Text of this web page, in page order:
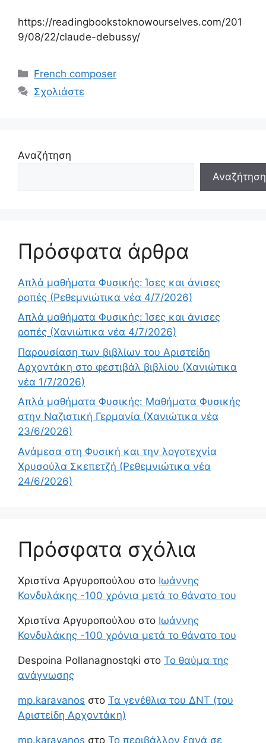
https://readingbookstoknowourselves.com/201
9/08/22/claude-debussy/
Κατηγορίες
French composer
Σχολιάστε
Αναζήτηση
Αναζήτηση
Πρόσφατα άρθρα
Απλά μαθήματα Φυσικής: Ίσες και άνισες
ροπές (Ρεθεμνιώτικα νέα 4/7/2026)
Απλά μαθήματα Φυσικής: Ίσες και άνισες
ροπές (Χανιώτικα νέα 4/7/2026)
Παρουσίαση των βιβλίων του Αριστείδη
Αρχοντάκη στο φεστιβάλ βιβλίου (Χανιώτικα
νέα 1/7/2026)
Απλά μαθήματα Φυσικής: Μαθήματα Φυσικής
στην Ναζιστική Γερμανία (Χανιώτικα νέα
23/6/2026)
Ανάμεσα στη Φυσική και την λογοτεχνία
Χρυσούλα Σκεπετζή (Ρεθεμνιώτικα νέα
24/6/2026)
Πρόσφατα σχόλια
Χριστίνα Αργυροπούλου στο Ιωάννης
Κονδυλάκης -100 χρόνια μετά το θάνατο του
Χριστίνα Αργυροπούλου στο Ιωάννης
Κονδυλάκης -100 χρόνια μετά το θάνατο του
Despoina Pollanagnostqki στο Το θαύμα της
ανάγνωσης
mp.karavanos στο Τα γενέθλια του ΔΝΤ (του
Αριστείδη Αρχοντάκη)
mp.karavanos στο Το περιβάλλον ξανά σε